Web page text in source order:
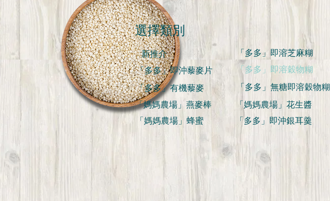
選擇類別
新推介
「多多」即沖藜麥片
「多多」有機藜麥
「媽媽農場」燕麥棒
「媽媽農場」蜂蜜
「多多」即溶芝麻糊
「多多」即溶穀物糊
「多多」無糖即溶穀物糊
「媽媽農場」花生醬
「多多」即沖銀耳羹